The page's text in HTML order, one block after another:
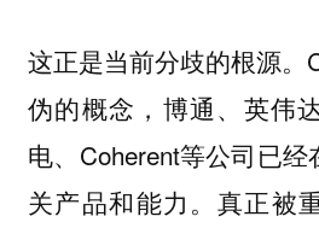
这正是当前分歧的根源。
伪的概念，博通、英伟
电、Coherent等公司已
关产品和能力。 真正被